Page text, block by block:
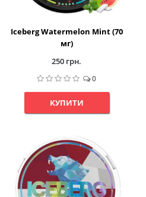
Iceberg Watermelon Mint (70
мг)
250 грн.
0
КУПИТИ